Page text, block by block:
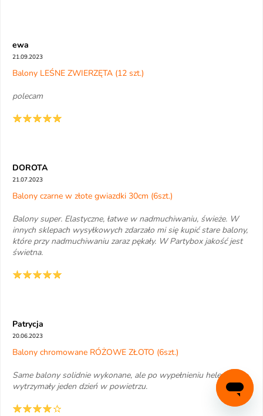
ewa
21.09.2023
Balony LEŚNE ZWIERZĘTA (12 szt.)
polecam
DOROTA
21.07.2023
Balony czarne w złote gwiazdki 30cm (6szt.)
Balony super. Elastyczne, łatwe w nadmuchiwaniu, świeże. W
innych sklepach wysyłkowych zdarzało mi się kupić stare balony,
które przy nadmuchiwaniu zaraz pękały. W Partybox jakość jest
świetna.
Patrycja
20.06.2023
Balony chromowane RÓŻOWE ZŁOTO (6szt.)
Same balony solidnie wykonane, ale po wypełnieniu helem
wytrzymały jeden dzień w powietrzu.